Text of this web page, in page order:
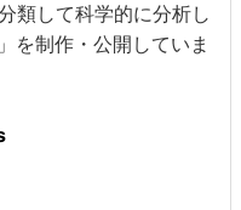
類して科学的に分析し
」を制作・公開していま